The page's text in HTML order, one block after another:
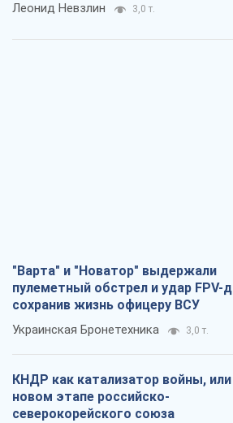
Леонид Невзлин 3,0 т.
"Варта" и "Новатор" выдержали
пулеметный обстрел и удар FPV-
сохранив жизнь офицеру ВСУ
Украинская Бронетехника 3,0 т.
КНДР как катализатор войны,
новом этапе российско-
северокорейского союза